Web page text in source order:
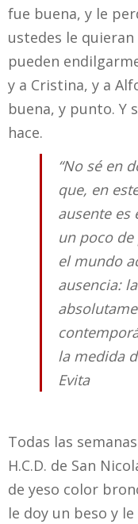
fue buena, y le
ustedes le
pueden
y a Cristina, y a
buena, y punto. Y
hace.
“No sé en
que, en
ausente es
un poco
el mundo
ausencia:
la medida
Evita
Todas las
H.C.D. de San
de yeso color
le doy un beso y